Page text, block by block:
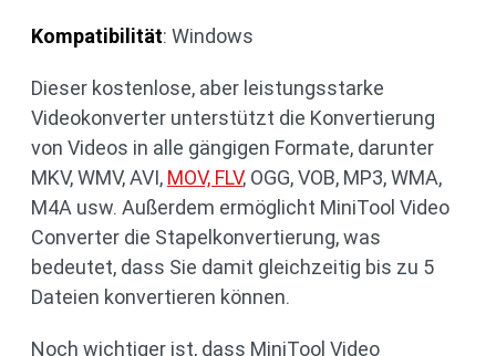
Kompatibilität: Windows
Dieser kostenlose, aber leistungsstarke
Videokonverter unterstützt die Konvertierung
von Videos in alle gängigen Formate, darunter
MKV, WMV, AVI, MOV, FLV, OGG, VOB, MP3, WMA,
M4A usw. Außerdem ermöglicht MiniTool Video
Converter die Stapelkonvertierung, was
bedeutet, dass Sie damit gleichzeitig bis zu 5
Dateien konvertieren können.
Noch wichtiger ist, dass MiniTool Video